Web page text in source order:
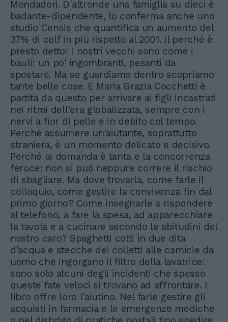
Mondadori. D'altronde una famiglia su dieci è
badante-dipendente, lo conferma anche uno
studio Censis che quantifica un aumento del
37% di colf in più rispetto al 2001. Il perché è
presto detto: I nostri vecchi sono come i
bauli: un po' ingombranti, pesanti da
spostare. Ma se guardiamo dentro scopriamo
tante belle cose. E Maria Grazia Cocchetti è
partita da questo per arrivare ai figli incastrati
nei ritmi dell'era globalizzata, sempre con i
nervi a fior di pelle e in debito col tempo.
Perché assumere un'aiutante, soprattutto
straniera, è un momento delicato e decisivo.
Perché la domanda è tanta e la concorrenza
feroce: non si può neppure correre il rischio
di sbagliare. Ma dove trovarla, come farle il
colloquio, come gestire la convivenza fin dal
primo giorno? Come insegnarle a rispondere
al telefono, a fare la spesa, ad apparecchiare
la tavola e a cucinare secondo le abitudini del
nostro caro? Spaghetti cotti in due dita
d'acqua e stecche dei colletti alle camicie da
uomo che ingorgano il filtro della lavatrice:
sono solo alcuni degli incidenti che spesso
queste fate veloci si trovano ad affrontare. I
libro offre loro l'aiutino. Nel farle gestire gli
acquisti in farmacia e le emergenze mediche